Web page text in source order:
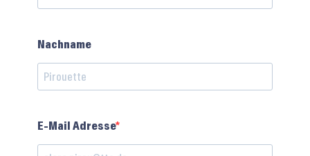
Nachname
E-Mail Adresse